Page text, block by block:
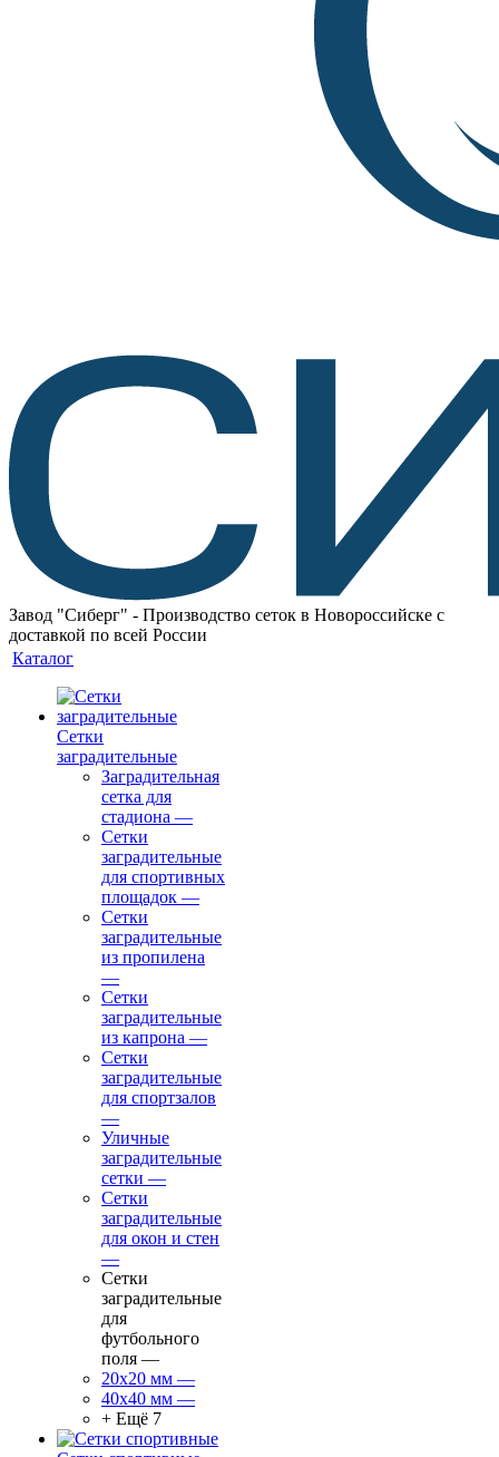
Завод "Сиберг" - Производство сеток в Новороссийске с
доставкой по всей России
Каталог
Сетки
заградительные
Заградительная
сетка для
стадиона —
Сетки
заградительные
для спортивных
площадок —
Сетки
заградительные
из пропилена
—
Сетки
заградительные
из капрона —
Сетки
заградительные
для спортзалов
—
Уличные
заградительные
сетки —
Сетки
заградительные
для окон и стен
—
Сетки
заградительные
для
футбольного
поля —
20х20 мм —
40х40 мм —
+ Ещё 7